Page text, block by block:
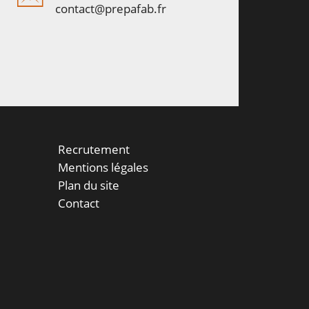
contact@prepafab.fr
Recrutement
Mentions légales
Plan du site
Contact